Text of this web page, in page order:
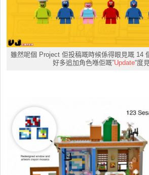
雖然呢個 Project 佢投稿嘅時候係得眼見嘅 14
好多追加角色喺佢嘅”Update“度